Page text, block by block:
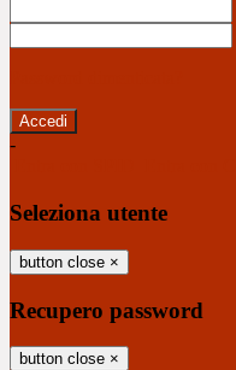
-
Seleziona utente
button close ×
Recupero password
button close ×